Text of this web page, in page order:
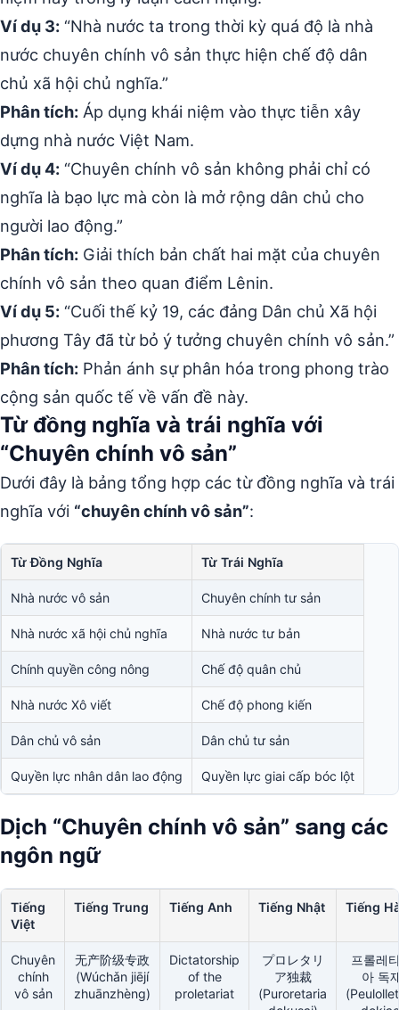
Ví dụ 3: “Nhà nước ta trong thời kỳ quá độ là nhà
nước chuyên chính vô sản thực hiện chế độ dân
chủ xã hội chủ nghĩa.”
Phân tích: Áp dụng khái niệm vào thực tiễn xây
dựng nhà nước Việt Nam.
Ví dụ 4: “Chuyên chính vô sản không phải chỉ có
nghĩa là bạo lực mà còn là mở rộng dân chủ cho
người lao động.”
Phân tích: Giải thích bản chất hai mặt của chuyên
chính vô sản theo quan điểm Lênin.
Ví dụ 5: “Cuối thế kỷ 19, các đảng Dân chủ Xã hội
phương Tây đã từ bỏ ý tưởng chuyên chính vô sản.”
Phân tích: Phản ánh sự phân hóa trong phong trào
cộng sản quốc tế về vấn đề này.
Từ đồng nghĩa và trái nghĩa với
“Chuyên chính vô sản”
Dưới đây là bảng tổng hợp các từ đồng nghĩa và trái
nghĩa với “chuyên chính vô sản”:
Từ Đồng Nghĩa Từ Trái Nghĩa
Nhà nước vô sản Chuyên chính tư sản
Nhà nước xã hội chủ nghĩa Nhà nước tư bản
Chính quyền công nông Chế độ quân chủ
Nhà nước Xô viết Chế độ phong kiến
Dân chủ vô sản Dân chủ tư sản
Quyền lực nhân dân lao động Quyền lực giai cấp bóc lột
Dịch “Chuyên chính vô sản” sang các
ngôn ngữ
Tiếng
Việt
Tiếng Trung Tiếng Anh Tiếng Nhật Tiếng
Chuyên
chính
vô sản
无产阶级专政
(Wúchǎn jiējí
zhuānzhèng)
Dictatorship
of the
proletariat
プロレタリ
ア独裁
(Puroretaria
프롤레
아 독